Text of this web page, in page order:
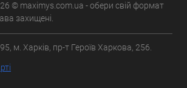
© maximys.com.ua - обери свій формат
захищені.
м. Харків, пр-т Героїв Харкова, 256.